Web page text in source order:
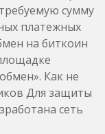
сумму
платежных
на биткоин
Как не
Для защиты
сеть